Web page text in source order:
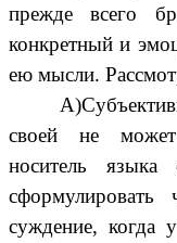
прежде всего
конкретный и
ею мысли.
своей не
носитель
суждение, когда